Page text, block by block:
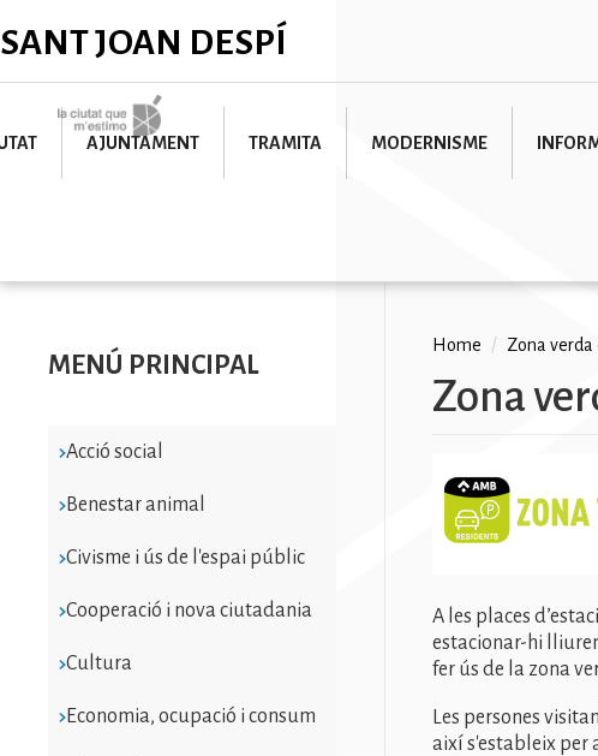
to
SANT JOAN DESPÍ
Imatge
AJUNTAMENT TRAMITA MODERNISME
MENÚ PRINCIPAL
Acció social
Benestar animal
Civisme i ús de l'espai públic
Cooperació i nova ciutadania
Cultura
Economia, ocupació i consum
Home / Zona
Zona
A les places
estacionar-hi
fer ús de la zona
Les persones
així s'estableix per